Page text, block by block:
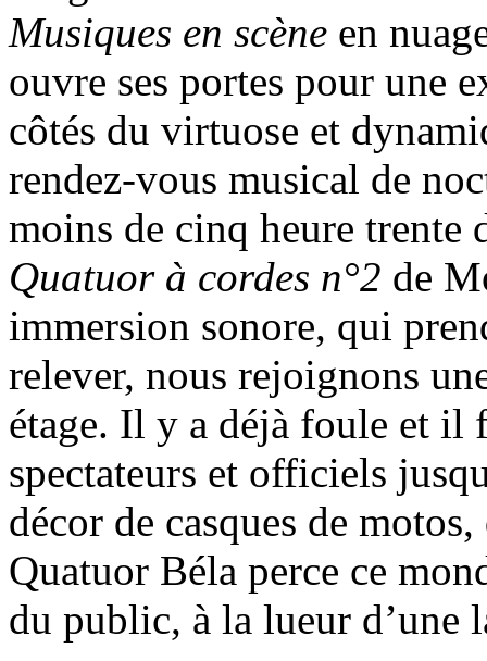
Musiques en scène en
ouvre ses portes pour une
côtés du virtuose et
rendez-vous musical de
moins de cinq heure trente
Quatuor à cordes n°2 de
immersion sonore, qui
relever, nous rejoignons
étage. Il y a déjà foule et il
spectateurs et officiels
décor de casques de
Quatuor Béla perce ce
du public, à la lueur d’une